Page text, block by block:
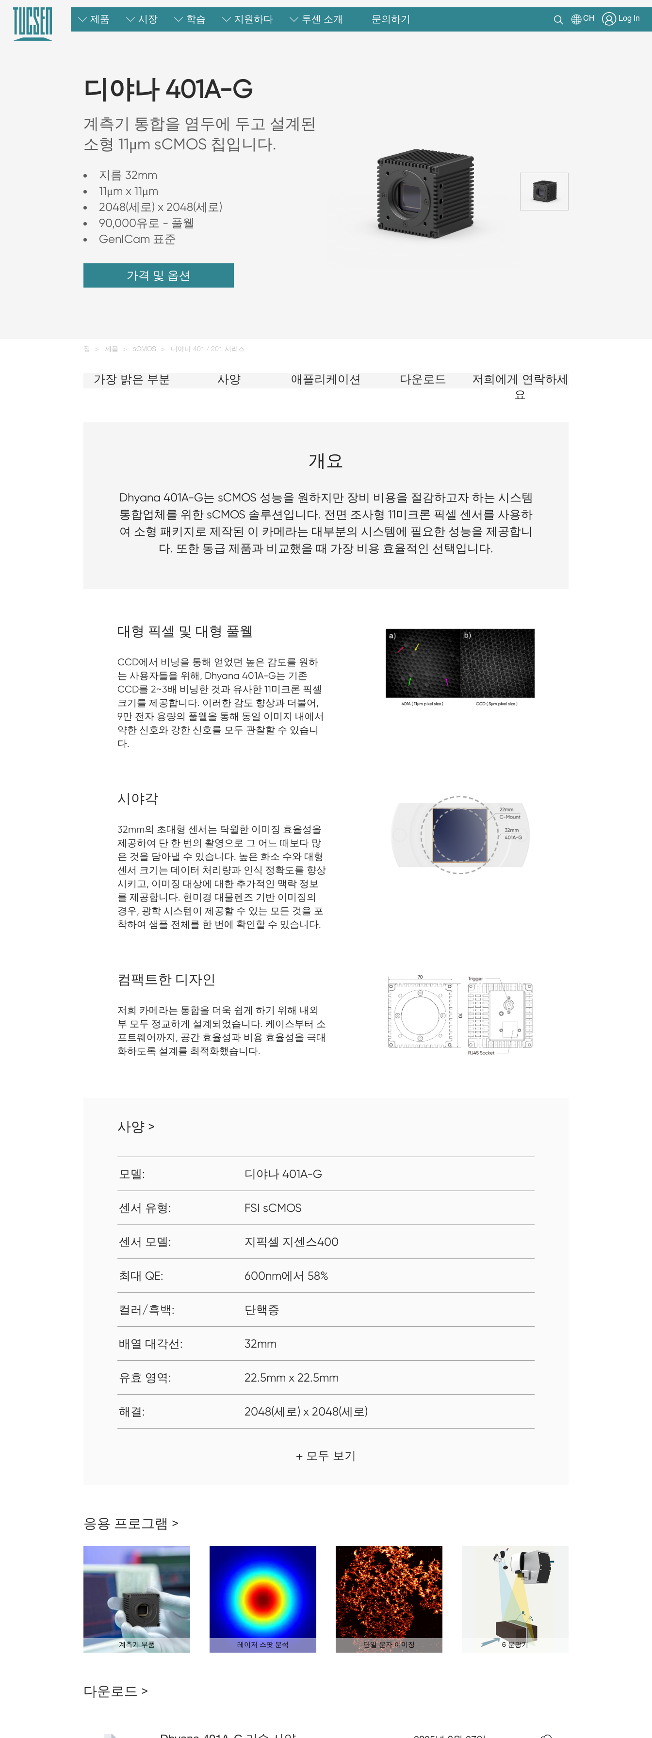
제품 시장 학습 지원하다 투센 소개 문의하기 CH Log In
디야나 401A-G
계측기 통합을 염두에 두고 설계된
소형 11μm sCMOS 칩입니다.
지름 32mm
11μm x 11μm
2048(세로) x 2048(세로)
90,000유로 - 풀웰
GenICam 표준
가격 및 옵션
집 제품 sCMOS 디야나 401 / 201 시리즈
가장 밝은 부분 사양 애플리케이션 다운로드
저희에게 연락하세
요
개요
Dhyana 401A-G는 sCMOS 성능을 원하지만 장비 비용을 절감하고자 하는 시스템
통합업체를 위한 sCMOS 솔루션입니다. 전면 조사형 11미크론 픽셀 센서를 사용하
여 소형 패키지로 제작된 이 카메라는 대부분의 시스템에 필요한 성능을 제공합니
다. 또한 동급 제품과 비교했을 때 가장 비용 효율적인 선택입니다.
대형 픽셀 및 대형 풀웰
CCD에서 비닝을 ​​통해 얻었던 높은 감도를 원하
는 사용자들을 위해, Dhyana 401A-G는 기존
CCD를 2~3배 비닝한 것과 유사한 11미크론 픽셀
크기를 제공합니다. 이러한 감도 향상과 더불어,
9만 전자 용량의 풀웰을 통해 동일 이미지 내에서
약한 신호와 강한 신호를 모두 관찰할 수 있습니
다.
시야각
32mm의 초대형 센서는 탁월한 이미징 효율성을
제공하여 단 한 번의 촬영으로 그 어느 때보다 많
은 것을 담아낼 수 있습니다. 높은 화소 수와 대형
센서 크기는 데이터 처리량과 인식 정확도를 향상
시키고, 이미징 대상에 대한 추가적인 맥락 정보
를 제공합니다. 현미경 대물렌즈 기반 이미징의
경우, 광학 시스템이 제공할 수 있는 모든 것을 포
착하여 샘플 전체를 한 번에 확인할 수 있습니다.
컴팩트한 디자인
저희 카메라는 통합을 더욱 쉽게 하기 위해 내외
부 모두 정교하게 설계되었습니다. 케이스부터 소
프트웨어까지, 공간 효율성과 비용 효율성을 극대
화하도록 설계를 최적화했습니다.
사양 >
모델: 디야나 401A-G
센서 유형: FSI sCMOS
센서 모델: 지픽셀 지센스400
최대 QE: 600nm에서 58%
컬러/흑백: 단핵증
배열 대각선: 32mm
유효 영역: 22.5mm x 22.5mm
해결: 2048(세로) x 2048(세로)
+ 모두 보기
응용 프로그램 >
계측기 부품 레이저 스팟 분석 단일 분자 이미징 6 분광기
다운로드 >